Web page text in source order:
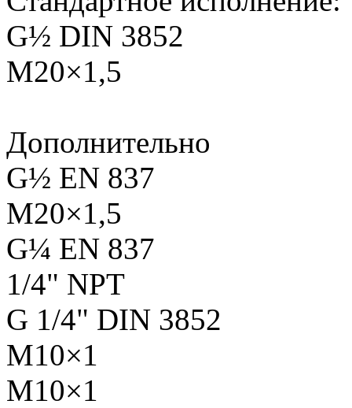
G½ DIN 3852
М20×1,5
Дополнительно
G½ EN 837
М20×1,5
G¼ EN 837
1/4" NPT
G 1/4" DIN 3852
М10×1
М10×1